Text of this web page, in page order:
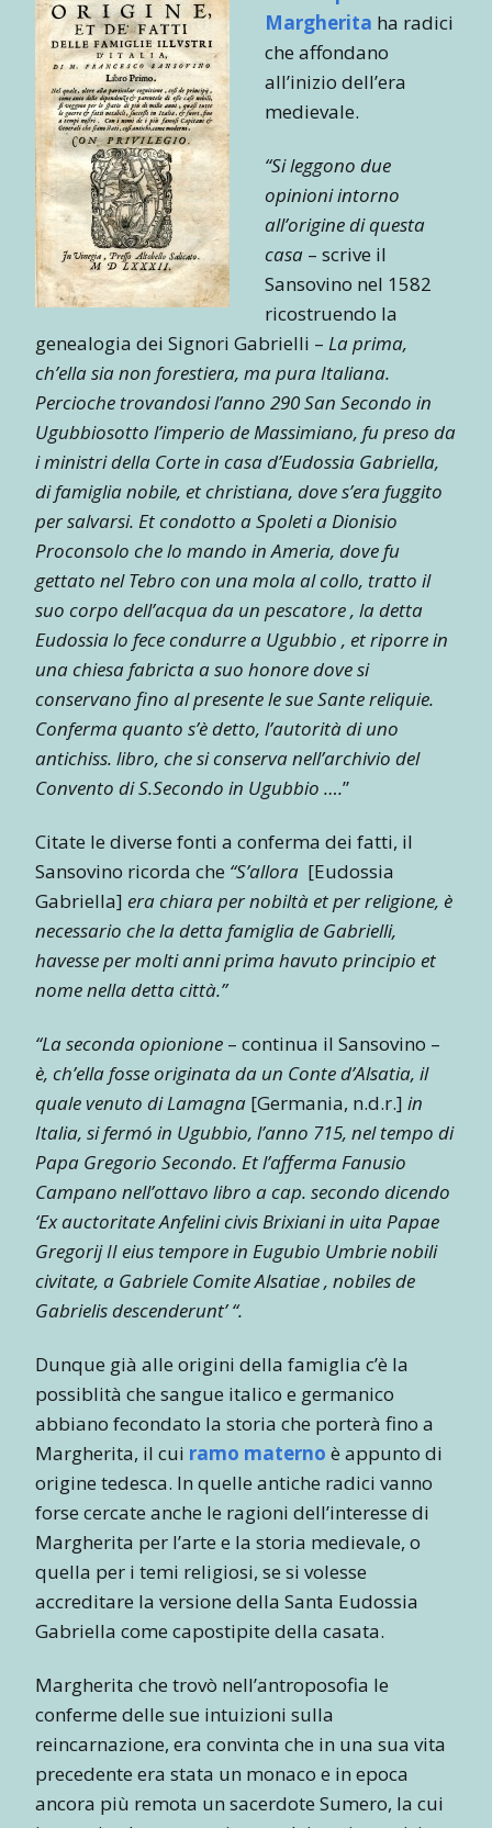
Margherita ha radici
che affondano
all’inizio dell’era
medievale.
“Si leggono due
opinioni intorno
all’origine di questa
casa – scrive il
Sansovino nel 1582
ricostruendo la
genealogia dei Signori Gabrielli – La prima,
ch’ella sia non forestiera, ma pura Italiana.
Percioche trovandosi l’anno 290 San Secondo in
Ugubbiosotto l’imperio de Massimiano, fu preso da
i ministri della Corte in casa d’Eudossia Gabriella,
di famiglia nobile, et christiana, dove s’era fuggito
per salvarsi. Et condotto a Spoleti a Dionisio
Proconsolo che lo mando in Ameria, dove fu
gettato nel Tebro con una mola al collo, tratto il
suo corpo dell’acqua da un pescatore , la detta
Eudossia lo fece condurre a Ugubbio , et riporre in
una chiesa fabricta a suo honore dove si
conservano fino al presente le sue Sante reliquie.
Conferma quanto s’è detto, l’autorità di uno
antichiss. libro, che si conserva nell’archivio del
Convento di S.Secondo in Ugubbio ….”
Citate le diverse fonti a conferma dei fatti, il
Sansovino ricorda che “S’allora [Eudossia
Gabriella] era chiara per nobiltà et per religione, è
necessario che la detta famiglia de Gabrielli,
havesse per molti anni prima havuto principio et
nome nella detta città.”
“La seconda opionione – continua il Sansovino –
è, ch’ella fosse originata da un Conte d’Alsatia, il
quale venuto di Lamagna [Germania, n.d.r.] in
Italia, si fermó in Ugubbio, l’anno 715, nel tempo di
Papa Gregorio Secondo. Et l’afferma Fanusio
Campano nell’ottavo libro a cap. secondo dicendo
‘Ex auctoritate Anfelini civis Brixiani in uita Papae
Gregorij II eius tempore in Eugubio Umbrie nobili
civitate, a Gabriele Comite Alsatiae , nobiles de
Gabrielis descenderunt’ “.
Dunque già alle origini della famiglia c’è la
possiblità che sangue italico e germanico
abbiano fecondato la storia che porterà fino a
Margherita, il cui ramo materno è appunto di
origine tedesca. In quelle antiche radici vanno
forse cercate anche le ragioni dell’interesse di
Margherita per l’arte e la storia medievale, o
quella per i temi religiosi, se si volesse
accreditare la versione della Santa Eudossia
Gabriella come capostipite della casata.
Margherita che trovò nell’antroposofia le
conferme delle sue intuizioni sulla
reincarnazione, era convinta che in una sua vita
precedente era stata un monaco e in epoca
ancora più remota un sacerdote Sumero, la cui